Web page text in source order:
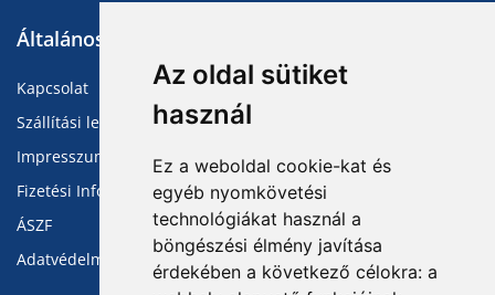
Az oldal sütiket
használ
Ez a weboldal cookie-kat és
egyéb nyomkövetési
technológiákat használ a
böngészési élmény javítása
érdekében a következő célokra: a
Általános Információk
Kapcsolat
Szállítási lehetőségek
Impresszum
Fizetési Információk
ÁSZF
Adatvédelmi Tájékoztató